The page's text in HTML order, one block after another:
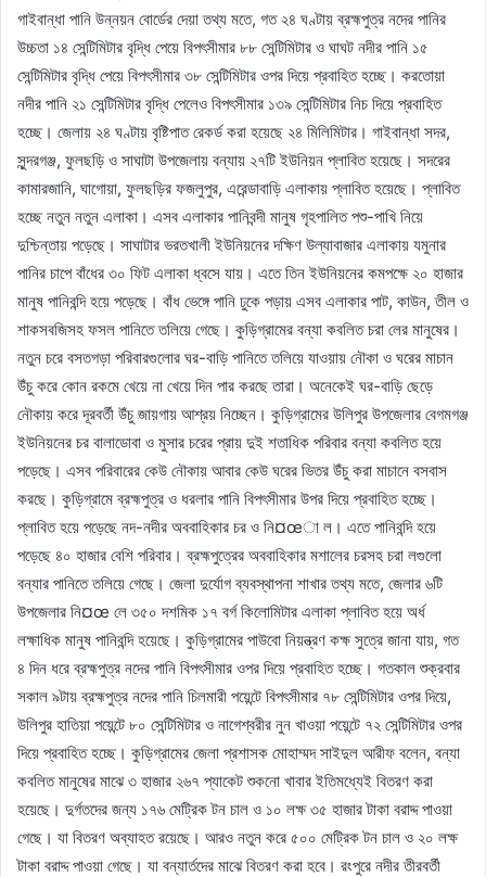
গাইবান্ধা পানি উন্নয়ন বোর্ডের দেয়া তথ্য মতে, গত ২৪ ঘণ্টায় ব্রহ্মপুত্র নদের পানির
উচ্চতা ১৪ সেন্টিমিটার বৃদ্ধি পেয়ে বিপৎসীমার ৮৮ সেন্টিমিটার ও ঘাঘট নদীর পানি ১৫
সেন্টিমিটার বৃদ্ধি পেয়ে বিপৎসীমার ৩৮ সেন্টিমিটার ওপর দিয়ে প্রবাহিত হচ্ছে। করতোয়া
নদীর পানি ২১ সেন্টিমিটার বৃদ্ধি পেলেও বিপৎসীমার ১৩৯ সেন্টিমিটার নিচ দিয়ে প্রবাহিত
হচ্ছে। জেলায় ২৪ ঘণ্টায় বৃষ্টিপাত রেকর্ড করা হয়েছে ২৪ মিলিমিটার। গাইবান্ধা সদর,
সুন্দরগঞ্জ, ফুলছড়ি ও সাঘাটা উপজেলায় বন্যায় ২৭টি ইউনিয়ন প্লাবিত হয়েছে। সদরের
কামারজানি, ঘাগোয়া, ফুলছড়ির ফজলুপুর, এরেন্ডাবাড়ি এলাকায় প্লাবিত হয়েছে। প্লাবিত
হচ্ছে নতুন নতুন এলাকা। এসব এলাকার পানিবন্দী মানুষ গৃহপালিত পশু-পাখি নিয়ে
দুশ্চিন্তায় পড়েছে। সাঘাটার ভরতখালী ইউনিয়নের দক্ষিণ উল্যাবাজার এলাকায় যমুনার
পানির চাপে বাঁধের ৩০ ফিট এলাকা ধ্বসে যায়। এতে তিন ইউনিয়নের কমপক্ষে ২০ হাজার
মানুষ পানিবন্দি হয়ে পড়েছে। বাঁধ ভেঙ্গে পানি ঢুকে পড়ায় এসব এলাকার পাট, কাউন, তীল ও
শাকসবজিসহ ফসল পানিতে তলিয়ে গেছে। কুড়িগ্রামের বন্যা কবলিত চরা লের মানুষের।
নতুন চরে বসতগড়া পরিবারগুলোর ঘর-বাড়ি পানিতে তলিয়ে যাওয়ায় নৌকা ও ঘরের মাচান
উঁচু করে কোন রকমে খেয়ে না খেয়ে দিন পার করছে তারা। অনেকেই ঘর-বাড়ি ছেড়ে
নৌকায় করে দূরবর্তী উঁচু জায়গায় আশ্রয় নিচ্ছেন। কুড়িগ্রামের উলিপুর উপজেলার বেগমগঞ্জ
ইউনিয়নের চর বালাডোবা ও মুসার চরের প্রায় দুই শতাধিক পরিবার বন্যা কবলিত হয়ে
পড়েছে। এসব পরিবারের কেউ নৌকায় আবার কেউ ঘরের ভিতর উঁচু করা মাচানে বসবাস
করছে। কুড়িগ্রামে ব্রহ্মপুত্র ও ধরলার পানি বিপৎসীমার উপর দিয়ে প্রবাহিত হচ্ছে।
প্লাবিত হয়ে পড়েছে নদ-নদীর অববাহিকার চর ও নি¤œা ল। এতে পানিবন্দি হয়ে
পড়েছে ৪০ হাজার বেশি পরিবার। ব্রহ্মপুত্রের অববাহিকার মশালের চরসহ চরা লগুলো
বন্যার পানিতে তলিয়ে গেছে। জেলা দুর্যোগ ব্যবস্থাপনা শাখার তথ্য মতে, জেলার ৬টি
উপজেলার নি¤œ লে ৩৫০ দশমিক ১৭ বর্গ কিলোমিটার এলাকা প্লাবিত হয়ে অর্ধ
লক্ষাধিক মানুষ পানিবন্দি হয়েছে। কুড়িগ্রামের পাউবো নিয়ন্ত্রণ কক্ষ সুত্রে জানা যায়, গত
৪ দিন ধরে ব্রহ্মপুত্র নদের পানি বিপৎসীমার ওপর দিয়ে প্রবাহিত হচ্ছে। গতকাল শুক্রবার
সকাল ৯টায় ব্রহ্মপুত্র নদের পানি চিলমারী পয়েন্টে বিপৎসীমার ৭৮ সেন্টিমিটার ওপর দিয়ে,
উলিপুর হাতিয়া পয়েন্টে ৮০ সেন্টিমিটার ও নাগেশ্বরীর নুন খাওয়া পয়েন্টে ৭২ সেন্টিমিটার ওপর
দিয়ে প্রবাহিত হচ্ছে। কুড়িগ্রামের জেলা প্রশাসক মোহাম্মদ সাইদুল আরীফ বলেন, বন্যা
কবলিত মানুষের মাঝে ৩ হাজার ২৬৭ প্যাকেট শুকনো খাবার ইতিমধ্যেই বিতরণ করা
হয়েছে। দুর্গতদের জন্য ১৭৬ মেট্রিক টন চাল ও ১০ লক্ষ ৩৫ হাজার টাকা বরাদ্দ পাওয়া
গেছে। যা বিতরণ অব্যাহত রয়েছে। আরও নতুন করে ৫০০ মেট্রিক টন চাল ও ২০ লক্ষ
টাকা বরাদ্দ পাওয়া গেছে। যা বন্যার্তদের মাঝে বিতরণ করা হবে। রংপুরে নদীর তীরবর্তী